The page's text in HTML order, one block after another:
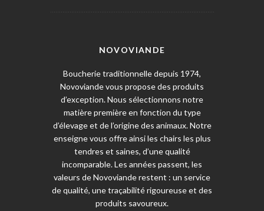
NOVOVIANDE
Boucherie traditionnelle depuis 1974,
Novoviande vous propose des produits
d’exception. Nous sélectionnons notre
matière première en fonction du type
d’élevage et de l’origine des animaux. Notre
enseigne vous offre ainsi les chairs les plus
tendres et saines, d’une qualité
incomparable. Les années passent, les
valeurs de Novoviande restent : un service
de qualité, une traçabilité rigoureuse et des
produits savoureux.